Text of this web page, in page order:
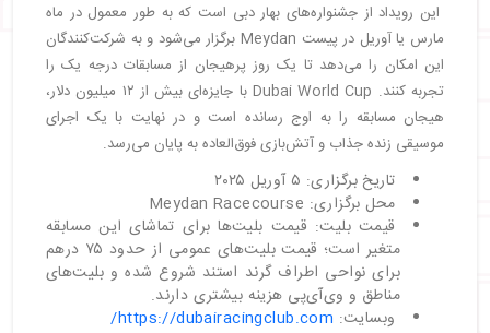
این رویداد از جشنواره‌های بهار دبی است که به طور معمول در ماه
مارس یا آوریل در پیست Meydan برگزار می‌شود و به شرکت‌کنندگان
این امکان را می‌دهد تا یک روز پرهیجان از مسابقات درجه یک را
تجربه کنند. Dubai World Cup با جایزه‌ای بیش از ۱۲ میلیون دلار،
هیجان مسابقه را به اوج رسانده است و در نهایت با یک اجرای
موسیقی زنده جذاب و آتش‌بازی فوق‌العاده به پایان می‌رسد.
تاریخ برگزاری: ۵ آوریل ۲۰۲۵
محل برگزاری: Meydan Racecourse
قیمت بلیت: قیمت بلیت‌ها برای تماشای این مسابقه
متغیر است؛ قیمت بلیت‌های عمومی از حدود ۷۵ درهم
برای نواحی اطراف گرند استند شروع شده و بلیت‌های
مناطق و وی‌آی‌پی هزینه بیشتری دارند.
وبسایت: https://dubairacingclub.com/